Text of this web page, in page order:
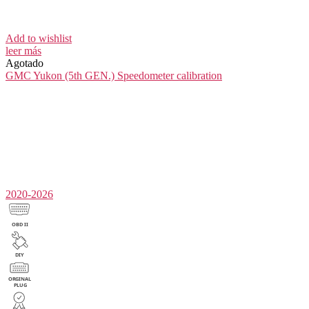
Add to wishlist
leer más
Agotado
GMC Yukon (5th GEN.) Speedometer calibration
2020-2026